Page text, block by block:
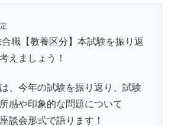
職【教養区分】本試験を振り返
えましょう！
、今年の試験を振り返り、試験
感や印象的な問題について
談会形式で語ります！